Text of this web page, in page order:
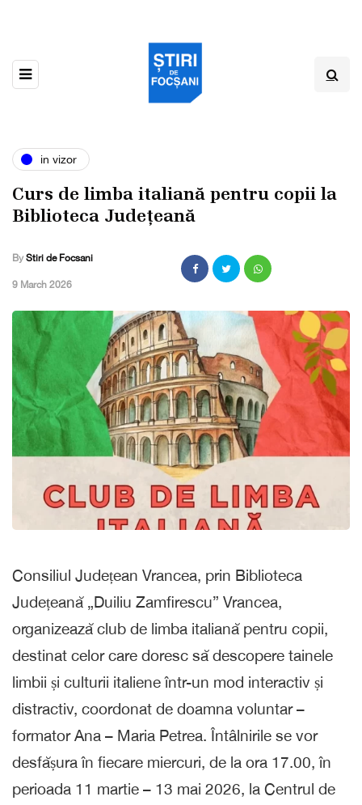
in vizor
Curs de limba italiană pentru copii la
Biblioteca Județeană
By Stiri de Focsani
,9 March 2026
Consiliul Județean Vrancea, prin Biblioteca
Județeană „Duiliu Zamfirescu” Vrancea,
organizează club de limba italiană pentru copii,
destinat celor care doresc să descopere tainele
limbii și culturii italiene într-un mod interactiv și
distractiv, coordonat de doamna voluntar –
formator Ana – Maria Petrea. Întâlnirile se vor
desfășura în fiecare miercuri, de la ora 17.00, în
perioada 11 martie – 13 mai 2026, la Centrul de